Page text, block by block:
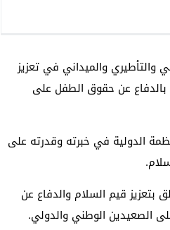
والميداني في تعزيز
بالدفاع عن حقوق الطفل على
الدولية في خبرته وقدرته على
قيم السلام والدفاع عن
الصعيدين الوطني والدولي.